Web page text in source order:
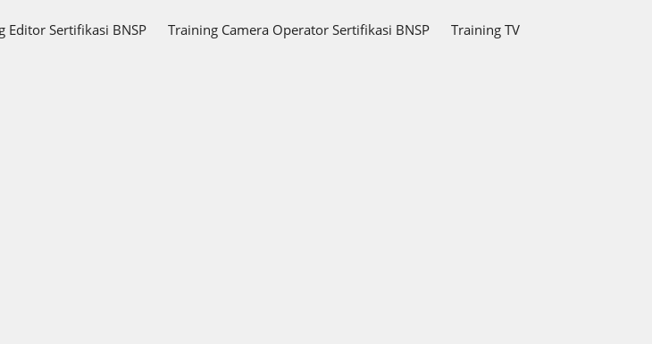
Editor Sertifikasi BNSP Training Camera Operator Sertifikasi BNSP Training TV Writer Sertifikasi